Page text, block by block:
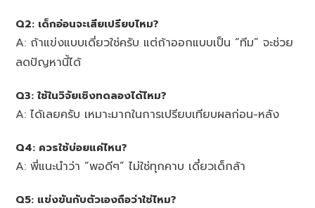
Q2: เด็กอ่อนจะเสียเปรียบไหม?
A: ถ้าแข่งแบบเดี่ยวใช่ครับ แต่ถ้าออกแบบเป็น “ทีม” จะช่วย
ลดปัญหานี้ได้
Q3: ใช้ในวิจัยเชิงทดลองได้ไหม?
A: ได้เลยครับ เหมาะมากในการเปรียบเทียบผลก่อน-หลัง
Q4: ควรใช้บ่อยแค่ไหน?
A: พี่แนะนำว่า “พอดีๆ” ไม่ใช่ทุกคาบ เดี๋ยวเด็กล้า
Q5: แข่งขันกับตัวเองถือว่าใช่ไหม?